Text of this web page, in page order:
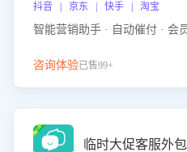
抖音 | 京东 | 快手 | 淘宝
智能营销助手 · 自动催付 · 会
咨询体验已售99+
临时大促客服外